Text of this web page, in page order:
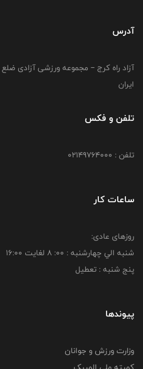
آدرس
آزاد راه کرج – مجموعه ورزشی آزادی
ایران
تلفن و فکس
تلفن : 02149764000
ساعات کار
روزهای عادی:
شنبه الي چهارشنبه : 00: 8 لغايت 16:00
پنج شنبه : تعطیل
پیوندها
وزارت ورزش و جوانان